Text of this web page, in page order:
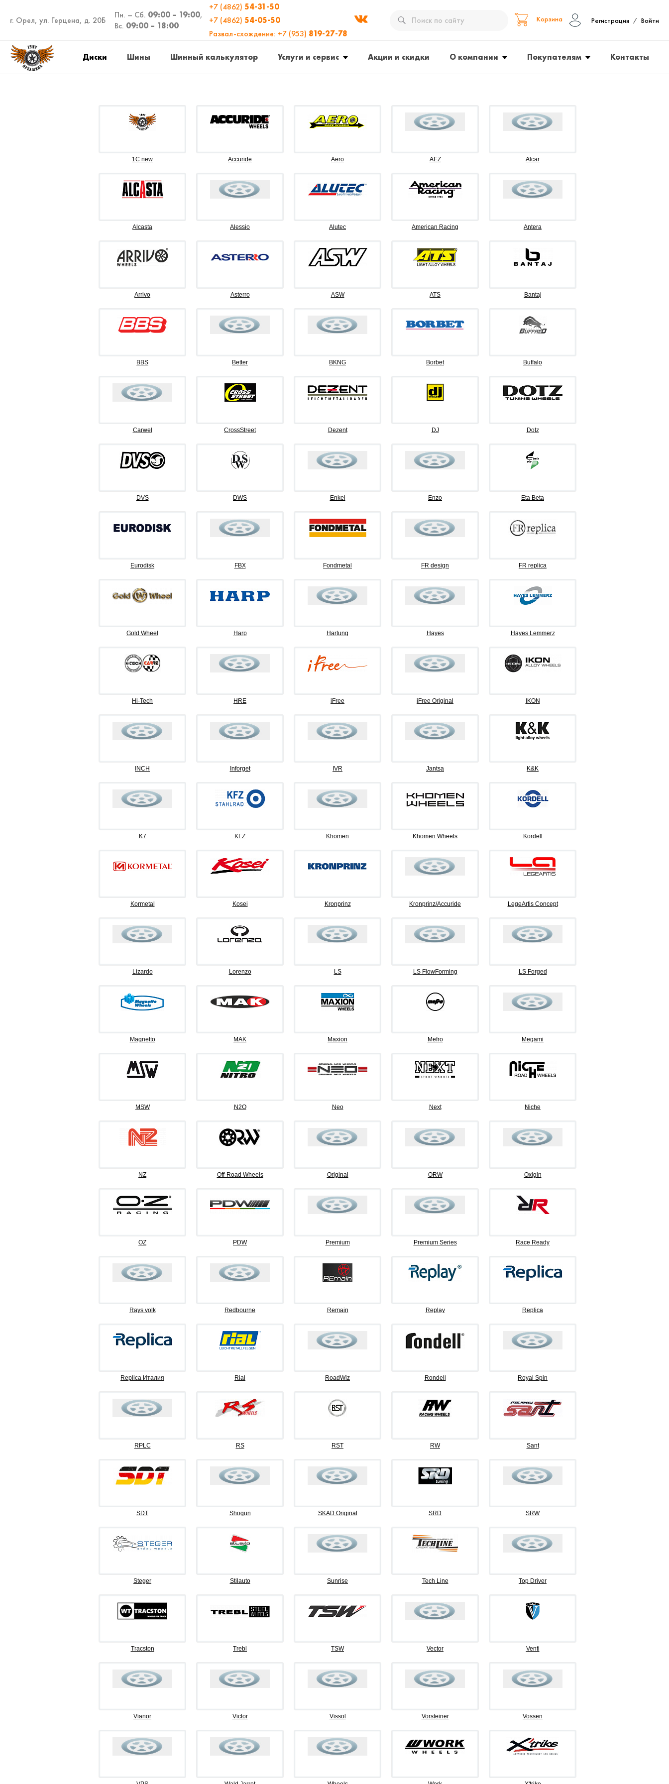
г. Орел, ул. Герцена, д. 20Б
Пн. – Сб. 09:00 – 19:00,
Вс. 09:00 – 18:00
+7 (4862) 54-31-50
+7 (4862) 54-05-50
Развал-схождение: +7 (953) 819-27-78
Корзина Регистрация / Войти
Диски Шины Шинный калькулятор Услуги и сервис Акции и скидки О компании Покупателям Контакты
1C new Accuride Aero AEZ Alcar
Alcasta Alessio Alutec American Racing Antera
Arrivo Asterro ASW ATS Bantaj
BBS Better BKNG Borbet Buffalo
Carwel CrossStreet Dezent DJ Dotz
DVS DWS Enkei Enzo Eta Beta
Eurodisk FBX Fondmetal FR design FR replica
Gold Wheel Harp Hartung Hayes Hayes Lemmerz
Hi-Tech HRE iFree iFree Original IKON
INCH Inforget IVR Jantsa K&K
K7 KFZ Khomen Khomen Wheels Kordell
Kormetal Kosei Kronprinz Kronprinz/Accuride LegeArtis Concept
Lizardo Lorenzo LS LS FlowForming LS Forged
Magnetto MAK Maxion Mefro Megami
MSW N2O Neo Next Niche
NZ Off-Road Wheels Original ORW Oxigin
OZ PDW Premium Premium Series Race Ready
Rays volk Redbourne Remain Replay Replica
Replica Италия Rial RoadWiz Rondell Royal Spin
RPLC RS RST RW Sant
SDT Shogun SKAD Original SRD SRW
Steger Stilauto Sunrise Tech Line Top Driver
Tracston Trebl TSW Vector Venti
Vianor Victor Vissol Vorsteiner Vossen